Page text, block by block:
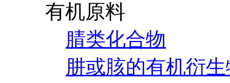
有机原料
腈类化合物
肼或胲的有机衍